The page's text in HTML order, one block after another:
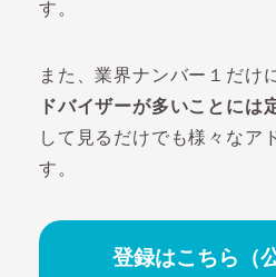
す。
また、業界ナンバー１だけ
ドバイザーが多いことには
して見るだけでも様々なア
す。
登録はこちら（